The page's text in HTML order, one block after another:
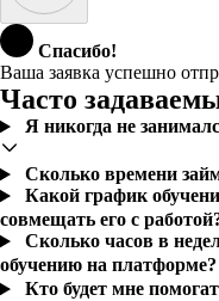
Спасибо!
Ваша заявка успешно
Часто
Я никогда не
Сколько времени
Какой график
совмещать его с
Сколько часов в
обучению на платформе?
Кто будет мне